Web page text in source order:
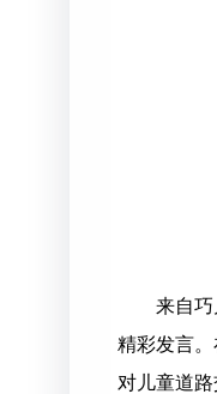
来自
精彩发言
对儿童道